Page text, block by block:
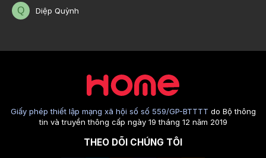
Q Diệp Quỳnh
Giấy phép thiết lập mạng xã hội số số 559/GP-BTTTT do Bộ thông
tin và truyền thông cấp ngày 19 tháng 12 năm 2019
THEO DÕI CHÚNG TÔI